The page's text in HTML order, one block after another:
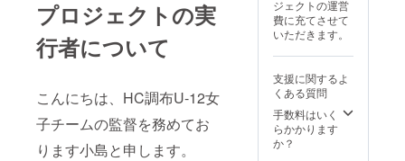
プロジェクトの実
行者について
こんにちは、HC調布U-12女
子チームの監督を務めてお
ります小島と申します。
チーム 優
勝 3連覇
ジェクトの運営
費に充てさせて
いただきます。
支援に関するよ
くある質問
手数料はいく
らかかります
か？